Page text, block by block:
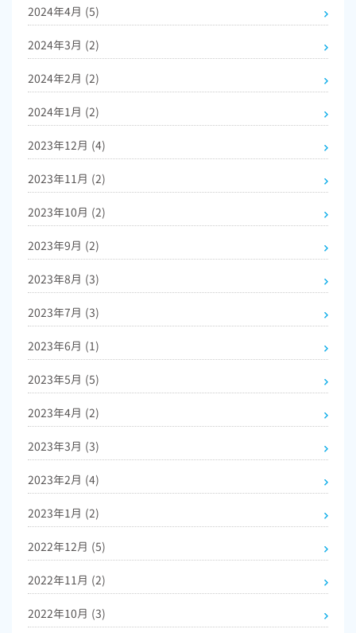
2024年4月 (5)
2024年3月 (2)
2024年2月 (2)
2024年1月 (2)
2023年12月 (4)
2023年11月 (2)
2023年10月 (2)
2023年9月 (2)
2023年8月 (3)
2023年7月 (3)
2023年6月 (1)
2023年5月 (5)
2023年4月 (2)
2023年3月 (3)
2023年2月 (4)
2023年1月 (2)
2022年12月 (5)
2022年11月 (2)
2022年10月 (3)